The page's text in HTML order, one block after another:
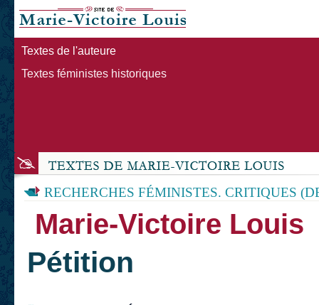
Textes de l'auteure
Textes féministes historiques
RECHERCHES FÉMINISTES. CRITIQUES
Marie-Victoire
Pétition